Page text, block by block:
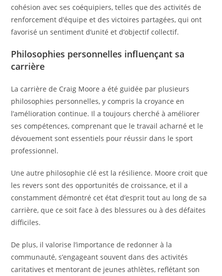
cohésion avec ses coéquipiers, telles que des activités de
renforcement d’équipe et des victoires partagées, qui ont
favorisé un sentiment d’unité et d’objectif collectif.
Philosophies personnelles influençant sa
carrière
La carrière de Craig Moore a été guidée par plusieurs
philosophies personnelles, y compris la croyance en
l’amélioration continue. Il a toujours cherché à améliorer
ses compétences, comprenant que le travail acharné et le
dévouement sont essentiels pour réussir dans le sport
professionnel.
Une autre philosophie clé est la résilience. Moore croit que
les revers sont des opportunités de croissance, et il a
constamment démontré cet état d’esprit tout au long de sa
carrière, que ce soit face à des blessures ou à des défaites
difficiles.
De plus, il valorise l’importance de redonner à la
communauté, s’engageant souvent dans des activités
caritatives et mentorant de jeunes athlètes, reflétant son